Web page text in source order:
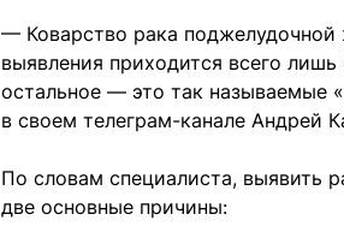
— Коварство рака поджелудочной
выявления приходится всего
остальное — это так называемые
в своем телеграм-канале Андрей
По словам специалиста, выявить
две основные причины: